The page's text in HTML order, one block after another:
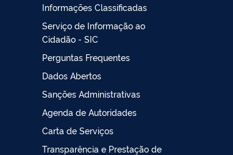
Informações Classificadas
Serviço de Informação ao
Cidadão - SIC
Perguntas Frequentes
Dados Abertos
Sanções Administrativas
Agenda de Autoridades
Carta de Serviços
Transparência e Prestação de